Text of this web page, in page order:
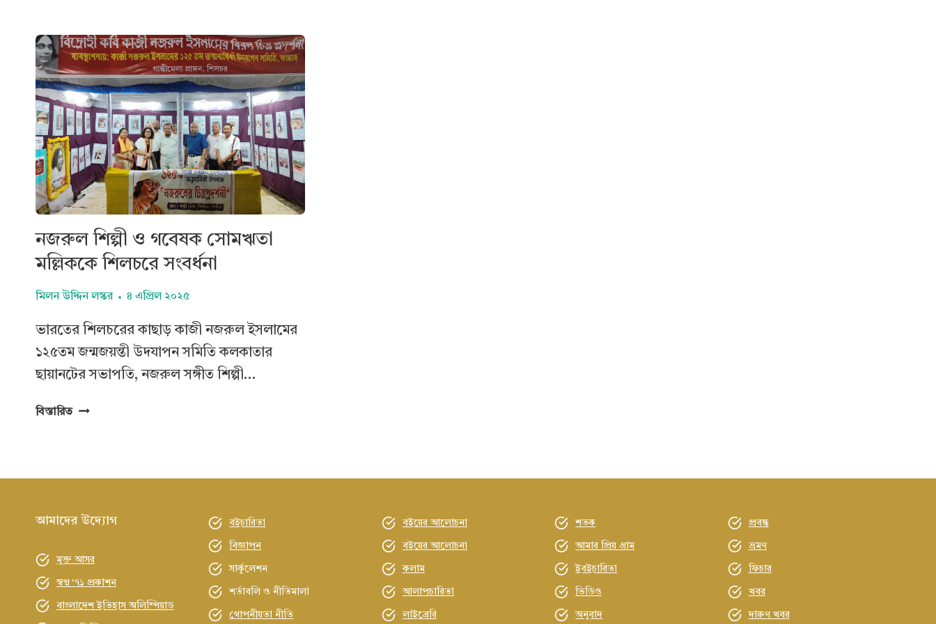
নজরুল শিল্পী ও গবেষক সোমঋতা
মল্লিককে শিলচরে সংবর্ধনা
মিলন উদ্দিন লস্কর ৪ এপ্রিল ২০২৫
ভারতের শিলচরের কাছাড় কাজী নজরুল ইসলামের
১২৫তম জন্মজয়ন্তী উদযাপন সমিতি কলকাতার
ছায়ানটের সভাপতি, নজরুল সঙ্গীত শিল্পী…
বিস্তারিতনজরুল
সোমঋতা
শিলচরে
আমাদের উদ্যোগ
মুক্ত আসর
স্বপ্ন ‘৭১ প্রকাশন
বাংলাদেশ ইতিহাস অলিম্পিয়াড
বইচারিতা
বিজ্ঞাপন
সার্কুলেশন
শর্তাবলি ও নীতিমালা
গোপনীয়তা নীতি
বইয়ের আলোচনা
বইয়ের আলোচনা
কলাম
আলাপচারিতা
লাইব্রেরি
শতক
আমার প্রিয় গ্রাম
ইবইচারিতা
ভিডিও
অনুবাদ
প্রবন্ধ
ভ্রমণ
ফিচার
খবর
দারুণ খবর